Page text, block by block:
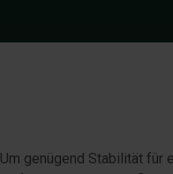
Um genügend Stabilität für